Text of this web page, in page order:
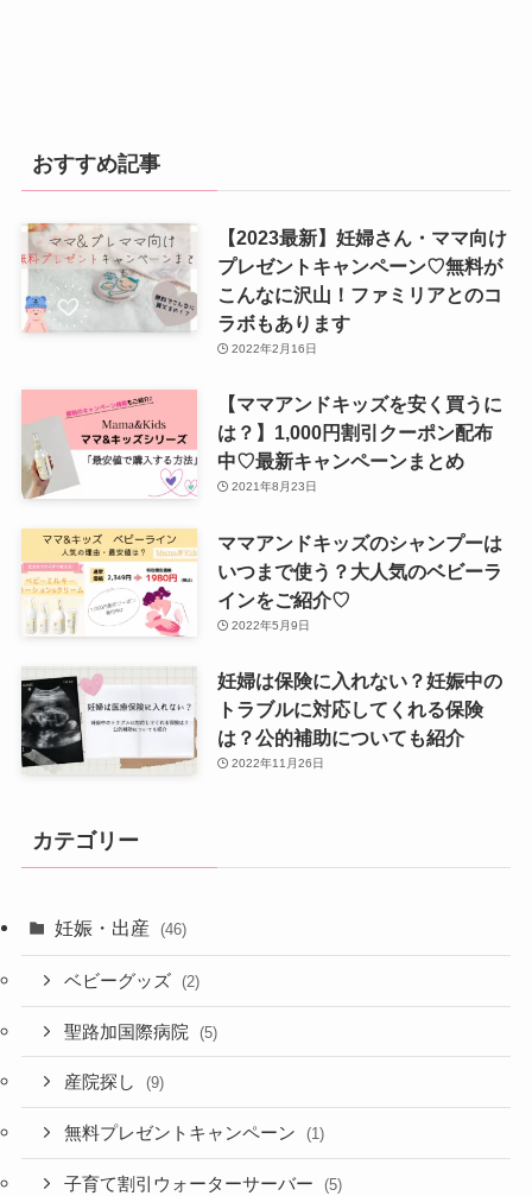
おすすめ記事
【2023最新】妊婦さん・ママ向け
プレゼントキャンペーン♡無料が
こんなに沢山！ファミリアとのコ
ラボもあります
2022年2月16日
【ママアンドキッズを安く買うに
は？】1,000円割引クーポン配布
中♡最新キャンペーンまとめ
2021年8月23日
ママアンドキッズのシャンプーは
いつまで使う？大人気のベビーラ
インをご紹介♡
2022年5月9日
妊婦は保険に入れない？妊娠中の
トラブルに対応してくれる保険
は？公的補助についても紹介
2022年11月26日
カテゴリー
妊娠・出産 (46)
ベビーグッズ (2)
聖路加国際病院 (5)
産院探し (9)
無料プレゼントキャンペーン (1)
子育て割引ウォーターサーバー (5)